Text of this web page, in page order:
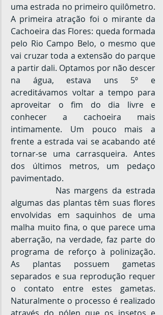
uma estrada no primeiro quilômetro.
A primeira atração foi o mirante da
Cachoeira das Flores: queda formada
pelo Rio Campo Belo, o mesmo que
vai cruzar toda a extensão do parque
a partir dali. Optamos por não descer
na água, estava uns 5º e
acreditávamos voltar a tempo para
aproveitar o fim do dia livre e
conhecer a cachoeira mais
intimamente. Um pouco mais a
frente a estrada vai se acabando até
tornar-se uma carrasqueira. Antes
dos últimos metros, um pedaço
pavimentado.
algumas das plantas têm suas flores
envolvidas em saquinhos de uma
malha muito fina, o que parece uma
aberração, na verdade, faz parte do
programa de reforço à polinização.
As plantas possuem gametas
separados e sua reprodução requer
o contato entre estes gametas.
Naturalmente o processo é realizado